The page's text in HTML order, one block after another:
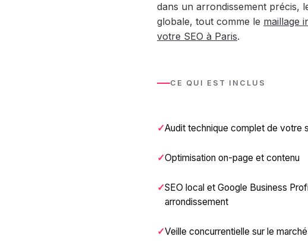
dans un arrondissement précis,
globale, tout comme le maillage
votre SEO à Paris.
CE QUI EST INCLUS
Audit technique complet de votre
Optimisation on-page et contenu
SEO local et Google Business
arrondissement
Veille concurrentielle sur le